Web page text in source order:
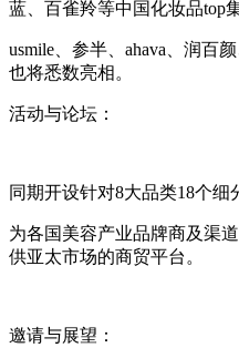
蓝、百雀羚等中国化妆品top
usmile、参半、ahava、润百
也将悉数亮相。
活动与论坛：
同期开设针对8大品类18个细
为各国美容产业品牌商及渠
供亚太市场的商贸平台。
邀请与展望：